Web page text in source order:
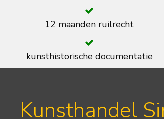
12 maanden ruilrecht
kunsthistorische documentatie
Kunsthandel